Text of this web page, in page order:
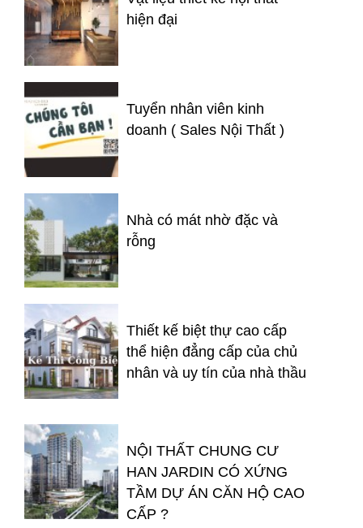
hiện đại
Tuyển nhân viên kinh
doanh ( Sales Nội Thất )
Nhà có mát nhờ đặc và
rỗng
Thiết kế biệt thự cao cấp
thể hiện đẳng cấp của chủ
nhân và uy tín của nhà thầu
NỘI THẤT CHUNG CƯ
HAN JARDIN CÓ XỨNG
TẦM DỰ ÁN CĂN HỘ CAO
CẤP ?